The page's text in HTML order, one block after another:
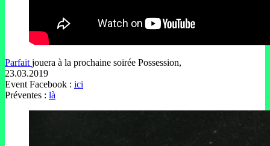
Parfait jouera à la prochaine soirée Possession,
23.03.2019
Event Facebook : ici
Préventes : là